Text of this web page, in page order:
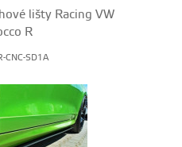
lišty Racing VW
R
CNC-SD1A